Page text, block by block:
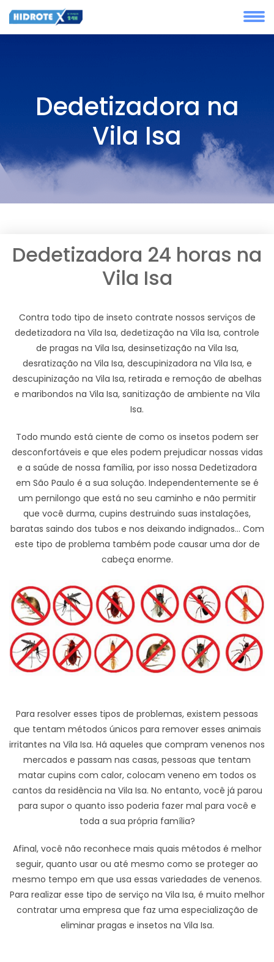
Dedetizadora na
Vila Isa
Dedetizadora 24 horas na
Vila Isa
Contra todo tipo de inseto contrate nossos serviços de
dedetizadora na Vila Isa, dedetização na Vila Isa, controle
de pragas na Vila Isa, desinsetização na Vila Isa,
desratização na Vila Isa, descupinizadora na Vila Isa, e
descupinização na Vila Isa, retirada e remoção de abelhas
e maribondos na Vila Isa, sanitização de ambiente na Vila
Isa.
Todo mundo está ciente de como os insetos podem ser
desconfortáveis e que eles podem prejudicar nossas vidas
e a saúde de nossa família, por isso nossa Dedetizadora
em São Paulo é a sua solução. Independentemente se é
um pernilongo que está no seu caminho e não permitir
que você durma, cupins destruindo suas instalações,
baratas saindo dos tubos e nos deixando indignados... Com
este tipo de problema também pode causar uma dor de
cabeça enorme.
Para resolver esses tipos de problemas, existem pessoas
que tentam métodos únicos para remover esses animais
irritantes na Vila Isa. Há aqueles que compram venenos nos
mercados e passam nas casas, pessoas que tentam
matar cupins com calor, colocam veneno em todos os
cantos da residência na Vila Isa. No entanto, você já parou
para supor o quanto isso poderia fazer mal para você e
toda a sua própria família?
Afinal, você não reconhece mais quais métodos é melhor
seguir, quanto usar ou até mesmo como se proteger ao
mesmo tempo em que usa essas variedades de venenos.
Para realizar esse tipo de serviço na Vila Isa, é muito melhor
contratar uma empresa que faz uma especialização de
eliminar pragas e insetos na Vila Isa.